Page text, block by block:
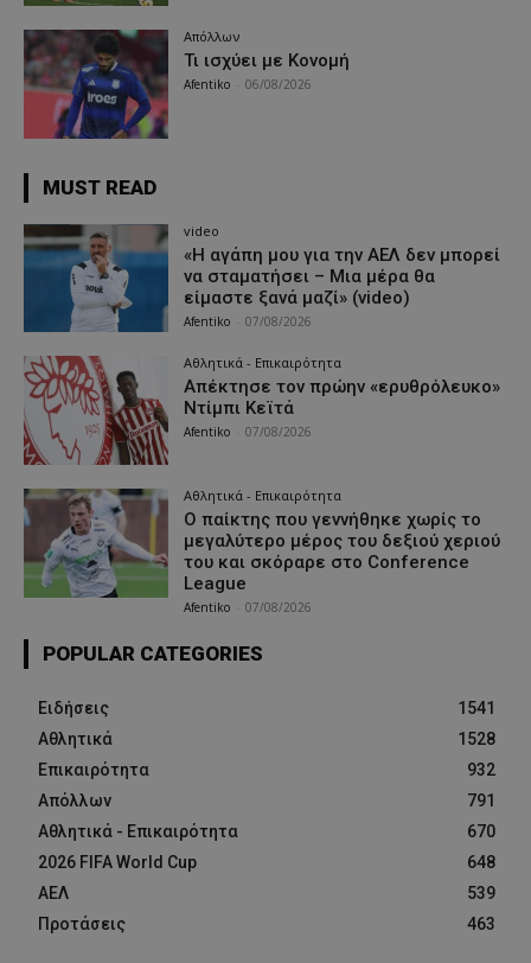
Απόλλων
Τι ισχύει με Κονομή
Afentiko 06/08/2026
MUST READ
video
«Η αγάπη μου για την ΑΕΛ δεν μπορεί
να σταματήσει – Μια μέρα θα
είμαστε ξανά μαζί» (video)
Afentiko 07/08/2026
Αθλητικά - Επικαιρότητα
Απέκτησε τον πρώην «ερυθρόλευκο»
Ντίμπι Κεϊτά
Afentiko 07/08/2026
Αθλητικά - Επικαιρότητα
Ο παίκτης που γεννήθηκε χωρίς το
μεγαλύτερο μέρος του δεξιού χεριού
του και σκόραρε στο Conference
League
Afentiko 07/08/2026
POPULAR CATEGORIES
Ειδήσεις
1541
Αθλητικά
1528
Επικαιρότητα
932
Απόλλων
791
Αθλητικά - Επικαιρότητα
670
2026 FIFA World Cup
648
ΑΕΛ
539
Προτάσεις
463